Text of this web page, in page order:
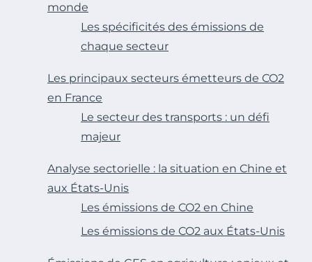
monde
Les spécificités des émissions de
chaque secteur
Les principaux secteurs émetteurs de CO2
en France
Le secteur des transports : un défi
majeur
Analyse sectorielle : la situation en Chine et
aux États-Unis
Les émissions de CO2 en Chine
Les émissions de CO2 aux États-Unis